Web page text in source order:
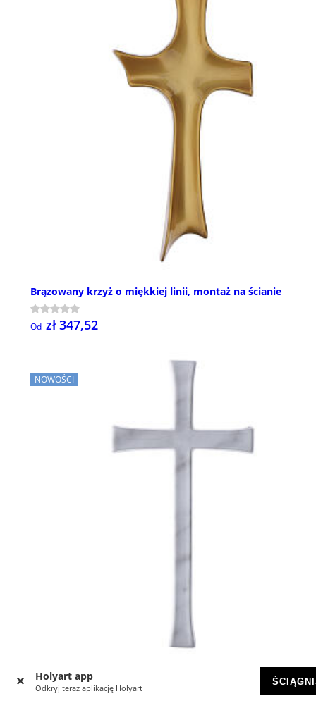
Holyart app
Odkryj teraz aplikację Holyart
Brązowany krzyż o miękkiej linii, montaż na ścianie
Od zł 347,52
NOWOŚCI
Krzyż ścienny z wykończeniem marmurem Carrara,
nowoczesny